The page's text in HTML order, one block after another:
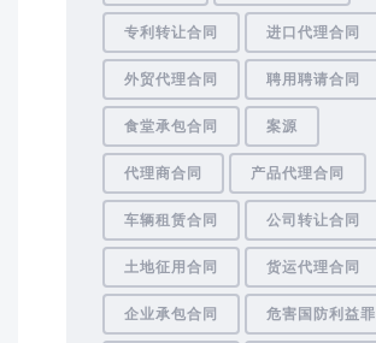
专利转让合同 进口代理合同
外贸代理合同 聘用聘请合同
食堂承包合同 案源
代理商合同 产品代理合同
车辆租赁合同 公司转让合同
土地征用合同 货运代理合同
企业承包合同 危害国防利益罪